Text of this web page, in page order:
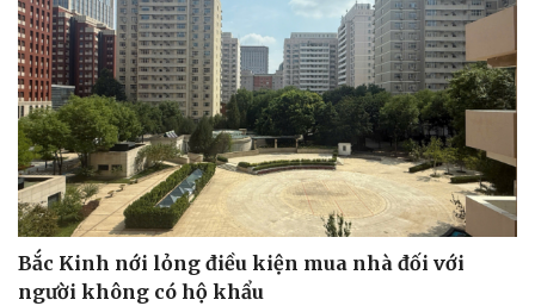
Cải chính
Bắc Kinh nới lỏng điều kiện mua nhà đối với
người không có hộ khẩu